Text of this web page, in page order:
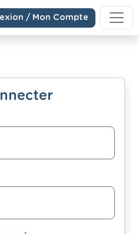
/ Mon Compte